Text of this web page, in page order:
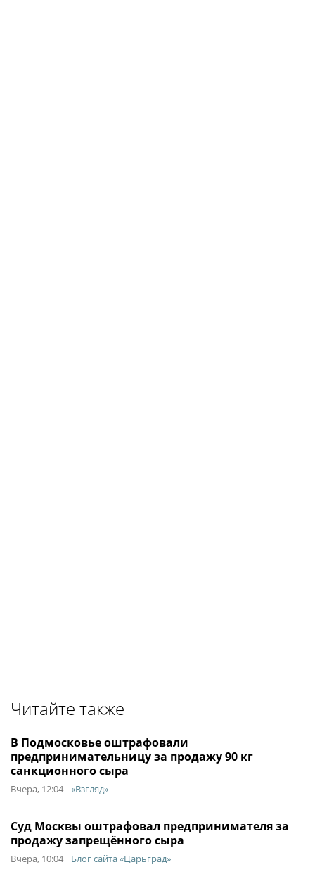
Читайте также
В Подмосковье оштрафовали
предпринимательницу за продажу 90 кг
санкционного сыра
Вчера, 12:04 «Взгляд»
Суд Москвы оштрафовал предпринимателя за
продажу запрещённого сыра
Вчера, 10:04 Блог сайта «Царьград»